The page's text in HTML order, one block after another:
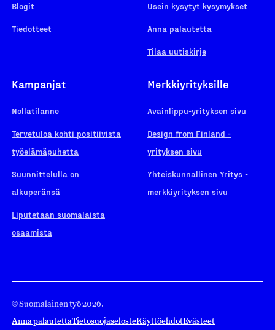
Blogit
Tiedotteet
Usein kysytyt kysymykset
Anna palautetta
Tilaa uutiskirje
Kampanjat
Nollatilanne
Tervetuloa kohti positiivista
työelämäpuhetta
Suunnittelulla on
alkuperänsä
Liputetaan suomalaista
osaamista
Merkkiyrityksille
Avainlippu-yrityksen sivu
Design from Finland -
yrityksen sivu
Yhteiskunnallinen Yritys -
merkkiyrityksen sivu
© Suomalainen työ 2026.
Anna palautettaTietosuojaselosteKäyttöehdotEvästeet